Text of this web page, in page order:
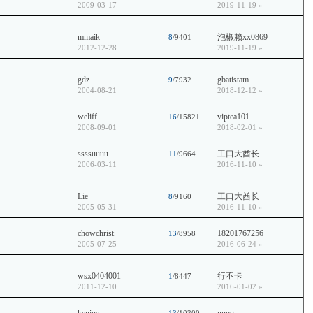
2009-03-17 2019-11-19 »
mmaik
2012-12-28
8/9401 泡椒賴xx0869
2019-11-19 »
gdz
2004-08-21
9/7932 gbatistam
2018-12-12 »
weliff
2008-09-01
16/15821 viptea101
2018-02-01 »
ssssuuuu
2006-03-11
11/9664 工口大酋长
2016-11-10 »
Lie
2005-05-31
8/9160 工口大酋长
2016-11-10 »
chowchrist
2005-07-25
13/8958 18201767256
2016-06-24 »
wsx0404001
2011-12-10
1/8447 行不卡
2016-01-02 »